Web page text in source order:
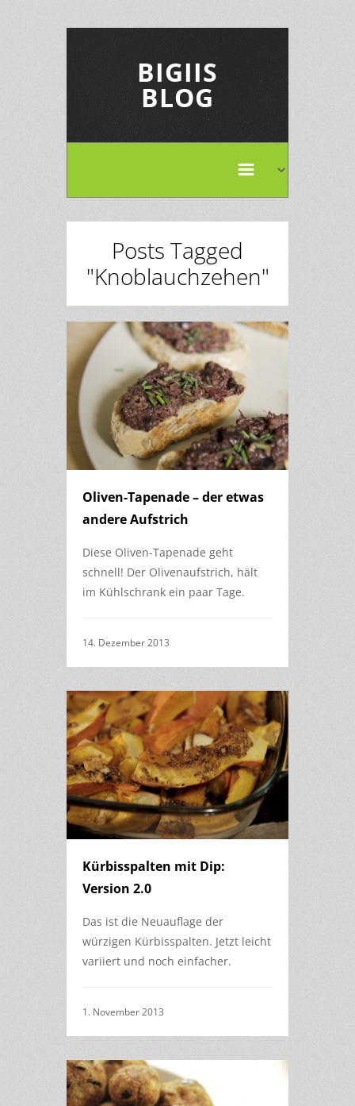
BIGIIS
BLOG
Posts Tagged
"Knoblauchzehen"
Oliven-Tapenade – der etwas
andere Aufstrich
Diese Oliven-Tapenade geht
schnell! Der Olivenaufstrich, hält
im Kühlschrank ein paar Tage.
14. Dezember 2013
Kürbisspalten mit Dip:
Version 2.0
Das ist die Neuauflage der
würzigen Kürbisspalten. Jetzt leicht
variiert und noch einfacher.
1. November 2013